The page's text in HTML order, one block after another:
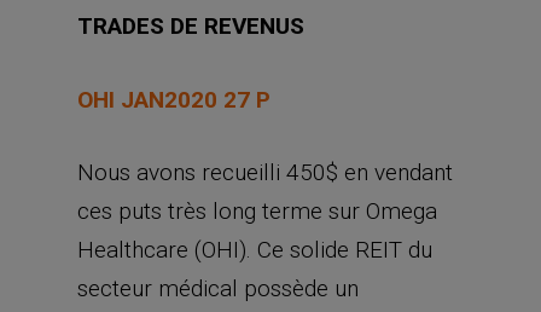
TRADES DE REVENUS
OHI JAN2020 27 P
Nous avons recueilli 450$ en vendant
ces puts très long terme sur Omega
Healthcare (OHI). Ce solide REIT du
secteur médical possède un